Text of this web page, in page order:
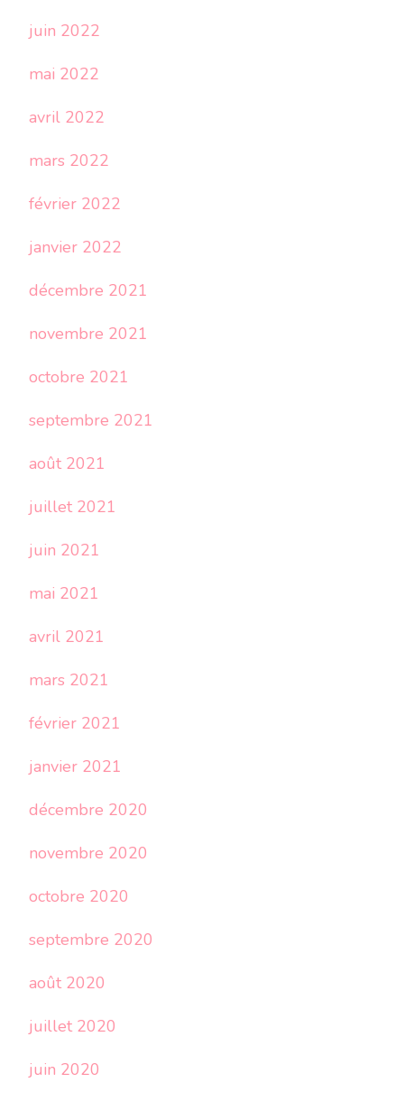
juin 2022
mai 2022
avril 2022
mars 2022
février 2022
janvier 2022
décembre 2021
novembre 2021
octobre 2021
septembre 2021
août 2021
juillet 2021
juin 2021
mai 2021
avril 2021
mars 2021
février 2021
janvier 2021
décembre 2020
novembre 2020
octobre 2020
septembre 2020
août 2020
juillet 2020
juin 2020